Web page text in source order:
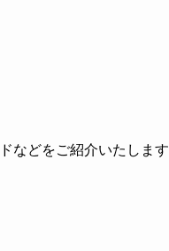
などをご紹介いたします